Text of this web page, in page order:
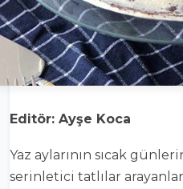
Editör: Ayşe Koca
Yaz aylarının sıcak
serinletici tatlılar